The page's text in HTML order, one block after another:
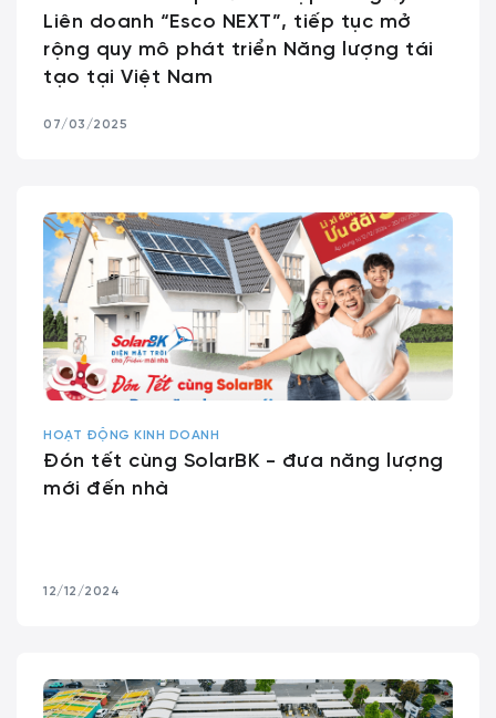
Liên doanh “Esco NEXT”, tiếp tục mở
rộng quy mô phát triển Năng lượng tái
tạo tại Việt Nam
07/03/2025
HOẠT ĐỘNG KINH DOANH
Đón tết cùng SolarBK - đưa năng lượng
mới đến nhà
12/12/2024